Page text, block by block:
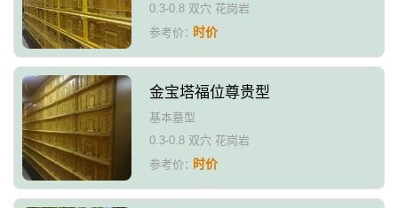
0.3-0.8 双穴 花岗岩
参考价：时价
金宝塔福位尊贵型
基本墓型
0.3-0.8 双穴 花岗岩
参考价：时价